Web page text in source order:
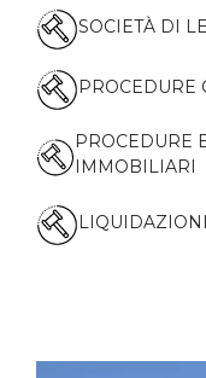
SOCIETÀ DI
PROCEDURE
PROCEDURE
IMMOBILIARI